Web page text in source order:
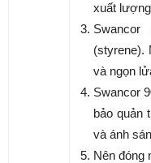
xuất
(styrene).
và ngọn
Swancor
bảo quản
và ánh
Nên đóng